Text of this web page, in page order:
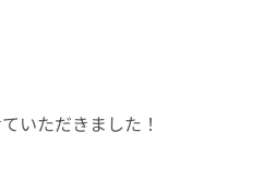
いただきました！